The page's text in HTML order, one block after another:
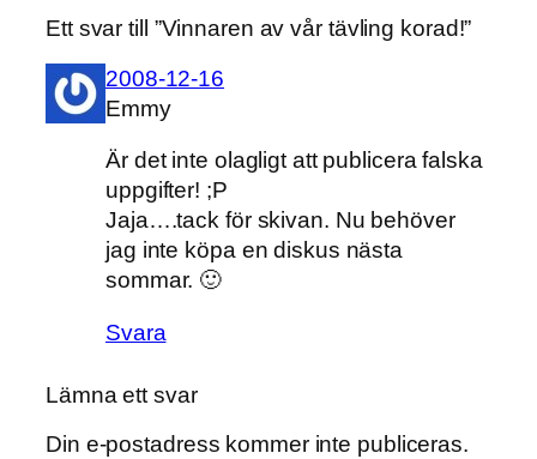
Ett svar till ”Vinnaren av vår tävling korad!”
2008-12-16
Emmy
Är det inte olagligt att publicera falska
uppgifter! ;P
Jaja….tack för skivan. Nu behöver
jag inte köpa en diskus nästa
sommar. 🙂
Svara
Lämna ett svar
Din e-postadress kommer inte publiceras.